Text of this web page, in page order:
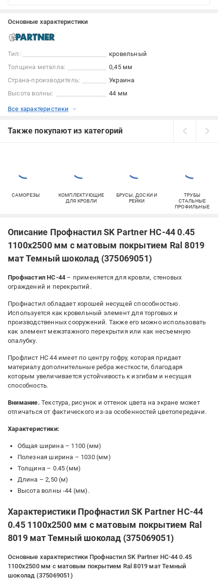
Основные характеристики
Тип:
кровельный
Толщина металла:
0,45 мм
Страна-производитель:
Украина
Высота волны:
44 мм
Все характеристики
Также покупают из категорий
САМОРЕЗЫ
КОМПЛЕКТУЮЩИЕ
ДЛЯ КРОВЛИ
БРУСЫ, ДОСКИ И
РЕЙКИ
ТРУБЫ
СТАЛЬНЫЕ
ПРОФИЛЬНЫЕ
Описание Профнастил SK Partner НС-44 0.45
1100х2500 мм с матовым покрытием Ral 8019
мат Темный шоколад (375069051)
Профнастил НС-44 – применяется для кровли, стеновых
ограждений и перекрытий.
Профнастил обладает хорошей несущей способностью.
Используется как кровельный элемент для торговых и
производственных сооружений. Также его можно использовать
как элемент межэтажного перекрытия или как несъемную
опалубку.
Профлист НС 44 имеет по центру гофру, которая придает
материалу дополнительные ребра жесткости, благодаря
которым увеличивается устойчивость к изгибам и несущая
способность.
Внимание. Текстура, рисунок и оттенок цвета на экране может
отличаться от фактического из-за особенностей цветопередачи.
Характеристики:
Общая ширина – 1100 (мм)
Полезная ширина – 1030 (мм)
Толщина – 0.45 (мм)
Длина – 2,50 (м)
Высота волны -44 (мм).
Характеристики Профнастил SK Partner НС-44
0.45 1100х2500 мм с матовым покрытием Ral
8019 мат Темный шоколад (375069051)
Основные характеристики Профнастил SK Partner НС-44 0.45
1100х2500 мм с матовым покрытием Ral 8019 мат Темный
шоколад (375069051)